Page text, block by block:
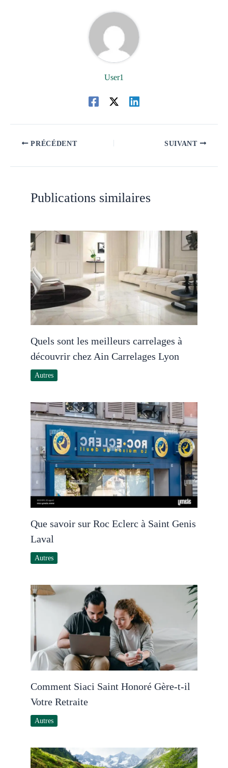
User1
PRÉCÉDENT SUIVANT
Publications similaires
Quels sont les meilleurs carrelages à
découvrir chez Ain Carrelages Lyon
Autres
Que savoir sur Roc Eclerc à Saint Genis
Laval
Autres
Comment Siaci Saint Honoré Gère-t-il
Votre Retraite
Autres